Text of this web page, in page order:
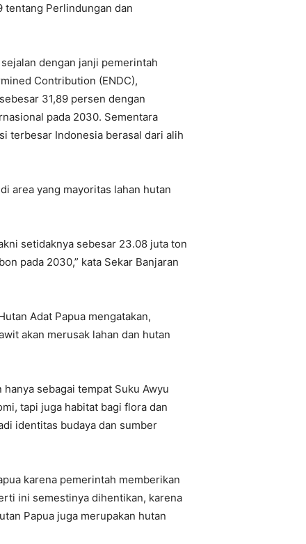
tentang Perlindungan dan
dengan janji pemerintah
Contribution (ENDC),
31,89 persen dengan
pada 2030. Sementara
terbesar Indonesia berasal dari alih
area yang mayoritas lahan hutan
setidaknya sebesar 23.08 juta ton
pada 2030,” kata Sekar Banjaran
Adat Papua mengatakan,
akan merusak lahan dan hutan
sebagai tempat Suku Awyu
tapi juga habitat bagi flora dan
identitas budaya dan sumber
karena pemerintah memberikan
ini semestinya dihentikan, karena
Papua juga merupakan hutan